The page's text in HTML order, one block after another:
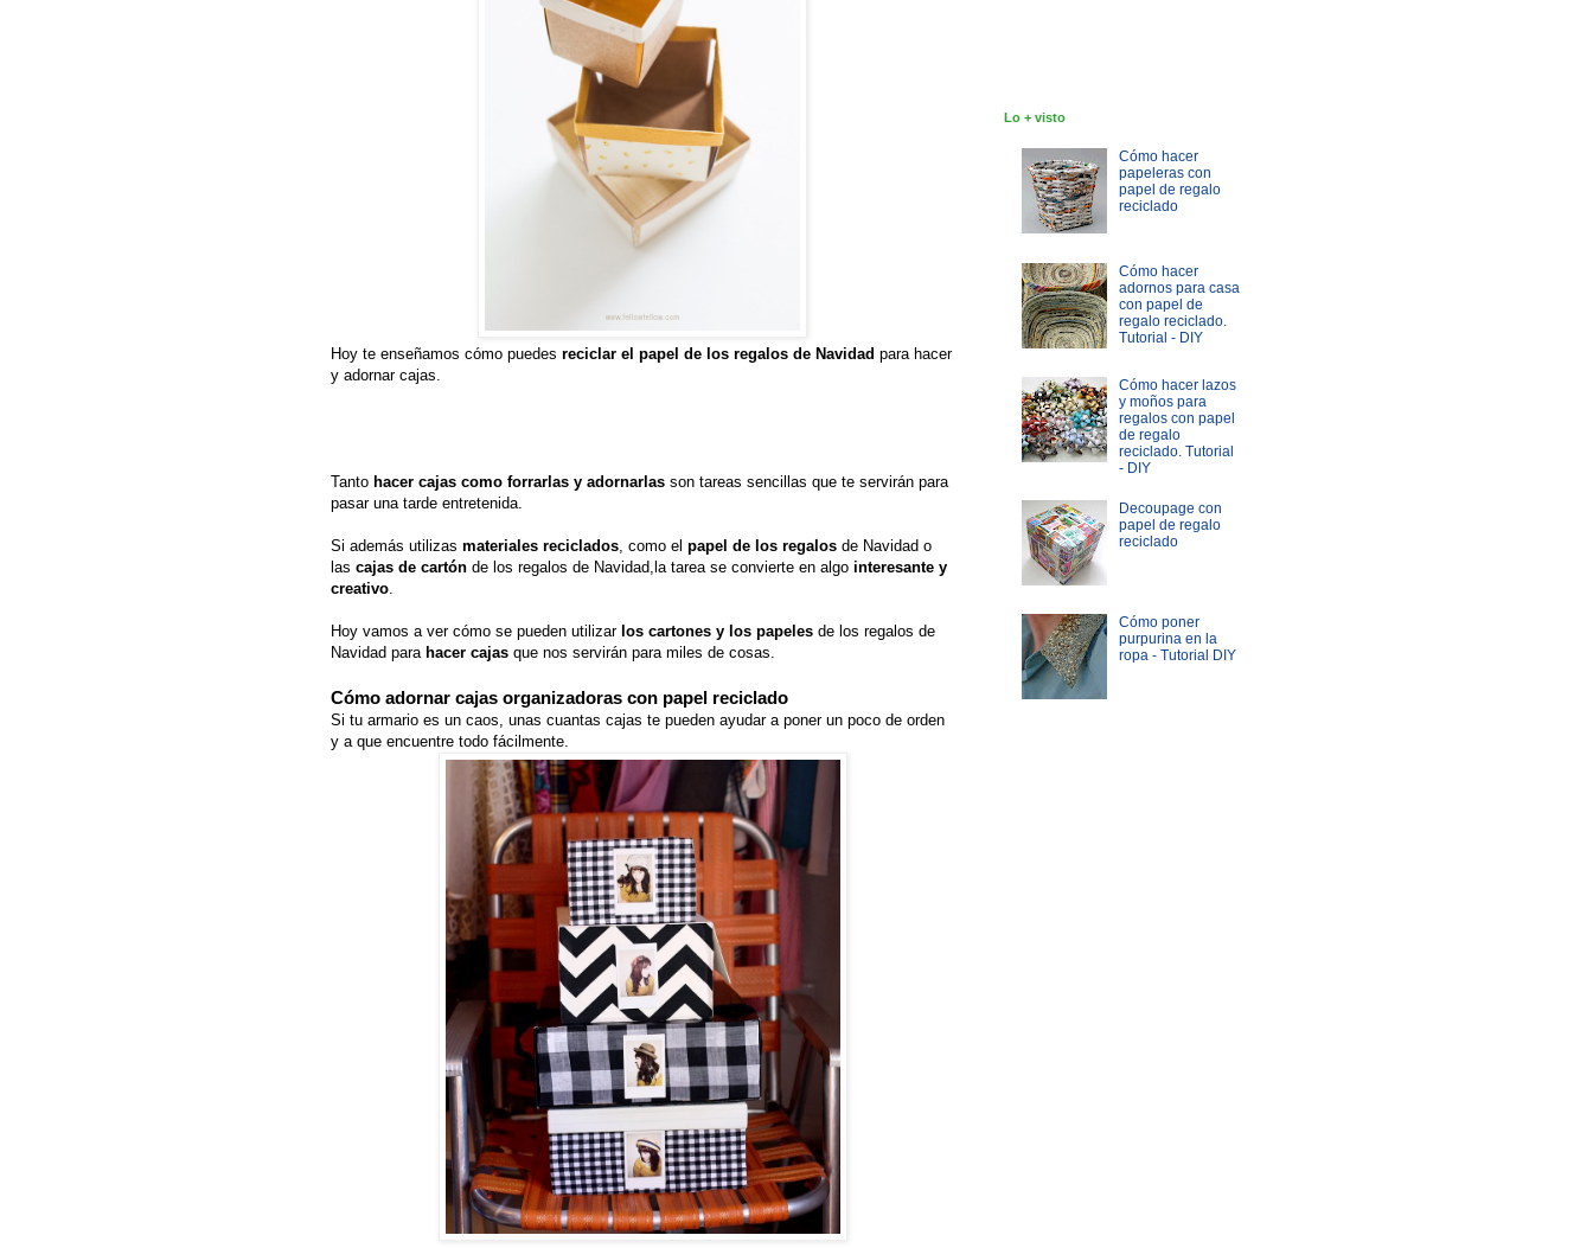
Hoy te enseñamos cómo puedes reciclar el papel de los regalos de Navidad para hacer
y adornar cajas.
Tanto hacer cajas como forrarlas y adornarlas son tareas sencillas que te servirán para
pasar una tarde entretenida.
Si además utilizas materiales reciclados, como el papel de los regalos de Navidad o
las cajas de cartón de los regalos de Navidad,la tarea se convierte en algo interesante y
creativo.
Hoy vamos a ver cómo se pueden utilizar los cartones y los papeles de los regalos de
Navidad para hacer cajas que nos servirán para miles de cosas.
Cómo adornar cajas organizadoras con papel reciclado
Si tu armario es un caos, unas cuantas cajas te pueden ayudar a poner un poco de orden
y a que encuentre todo fácilmente.
Lo + visto
Cómo hacer
papeleras con
papel de regalo
reciclado
Cómo hacer
adornos para casa
con papel de
regalo reciclado.
Tutorial - DIY
Cómo hacer lazos
y moños para
regalos con papel
de regalo
reciclado. Tutorial
- DIY
Decoupage con
papel de regalo
reciclado
Cómo poner
purpurina en la
ropa - Tutorial DIY